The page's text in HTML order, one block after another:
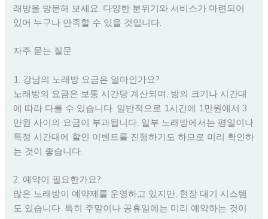
래방을 방문해 보세요. 다양한 분위기와 서비스가 마련되어
있어 누구나 만족할 수 있을 것입니다.
자주 묻는 질문
1. 강남의 노래방 요금은 얼마인가요?
노래방의 요금은 보통 시간당 계산되며, 방의 크기나 시간대
에 따라 다를 수 있습니다. 일반적으로 1시간에 1만원에서 3
만원 사이의 요금이 부과됩니다. 일부 노래방에서는 평일이나
특정 시간대에 할인 이벤트를 진행하기도 하므로 미리 확인하
는 것이 좋습니다.
2. 예약이 필요한가요?
많은 노래방이 예약제를 운영하고 있지만, 현장 대기 시스템
도 있습니다. 특히 주말이나 공휴일에는 미리 예약하는 것이